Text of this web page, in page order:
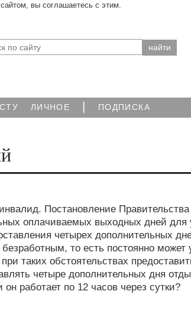
вы соглашаетесь с этим.
ЛИЧНОЕ | ПОДПИСКА
Постановление
оплачиваемых выходных дней для
четырех дополнительных
то есть постоянно может
таких обстоятельствах
четыре дополнительных дня
работает по 12 часов через сутки?